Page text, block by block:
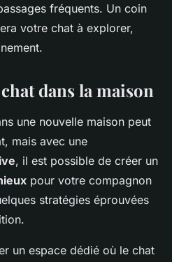
fréquents. Un coin
votre chat à explorer,
dans la maison
une nouvelle maison peut
mais avec une
, il est possible de créer un
pour votre compagnon
stratégies éprouvées
un espace dédié où le chat